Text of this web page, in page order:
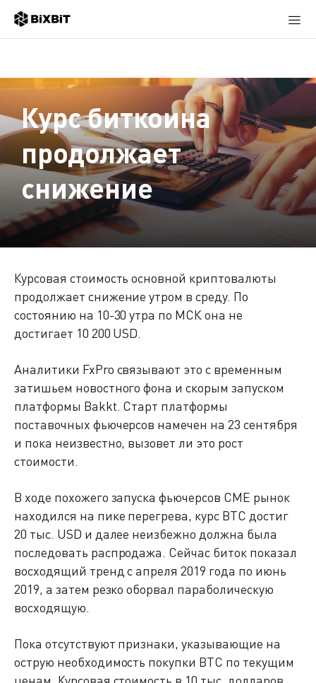
Курс биткоина
продолжает
снижение
Курсовая стоимость основной криптовалюты
продолжает снижение утром в среду. По
состоянию на 10-30 утра по МСК она не
достигает 10 200 USD.
Аналитики FxPro связывают это с временным
затишьем новостного фона и скорым запуском
платформы Bakkt. Старт платформы
поставочных фьючерсов намечен на 23 сентября
и пока неизвестно, вызовет ли это рост
стоимости.
В ходе похожего запуска фьючерсов CME рынок
находился на пике перегрева, курс BTC достиг
20 тыс. USD и далее неизбежно должна была
последовать распродажа. Сейчас биток показал
восходящий тренд с апреля 2019 года по июнь
2019, а затем резко оборвал параболическую
восходящую.
Пока отсутствуют признаки, указывающие на
острую необходимость покупки BTC по текущим